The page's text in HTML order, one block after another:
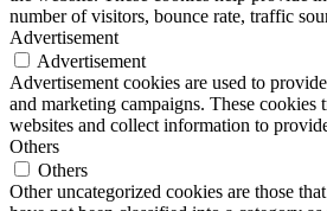
number of visitors, bounce rate, traffic
Advertisement
Advertisement
Advertisement cookies are used to
and marketing campaigns. These cookies
websites and collect information to
Others
Others
Other uncategorized cookies are those